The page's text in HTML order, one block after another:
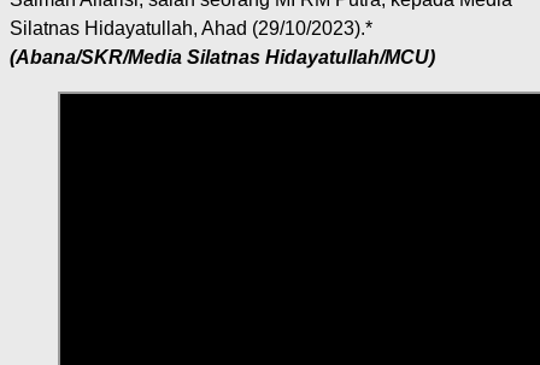
Silatnas Hidayatullah, Ahad (29/10/2023).*
(Abana/SKR/Media Silatnas Hidayatullah/MCU)